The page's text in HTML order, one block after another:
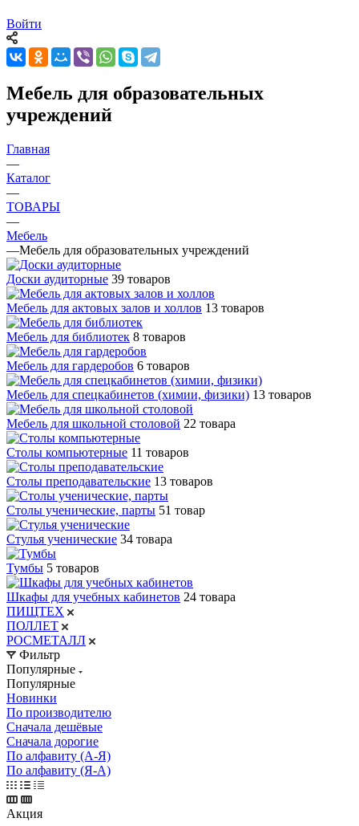
Войти
Мебель для образовательных
учреждений
Главная
—
Каталог
—
ТОВАРЫ
—
Мебель
—Мебель для образовательных учреждений
Доски аудиторные 39 товаров
Мебель для актовых залов и холлов 13 товаров
Мебель для библиотек 8 товаров
Мебель для гардеробов 6 товаров
Мебель для спецкабинетов (химии, физики) 13 товаров
Мебель для школьной столовой 22 товара
Столы компьютерные 11 товаров
Столы преподавательские 13 товаров
Столы ученические, парты 51 товар
Стулья ученические 34 товара
Тумбы 5 товаров
Шкафы для учебных кабинетов 24 товара
ПИЩТЕХ
ПОЛЛЕТ
РОСМЕТАЛЛ
Фильтр
Популярные
Популярные
Новинки
По производителю
Сначала дешёвые
Сначала дорогие
По алфавиту (А-Я)
По алфавиту (Я-А)
Акция